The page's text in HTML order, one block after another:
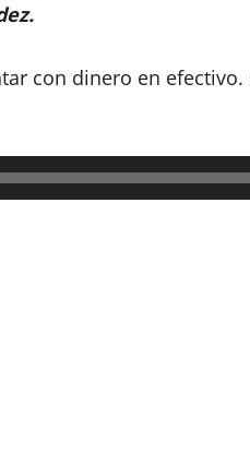
con dinero en efectivo.